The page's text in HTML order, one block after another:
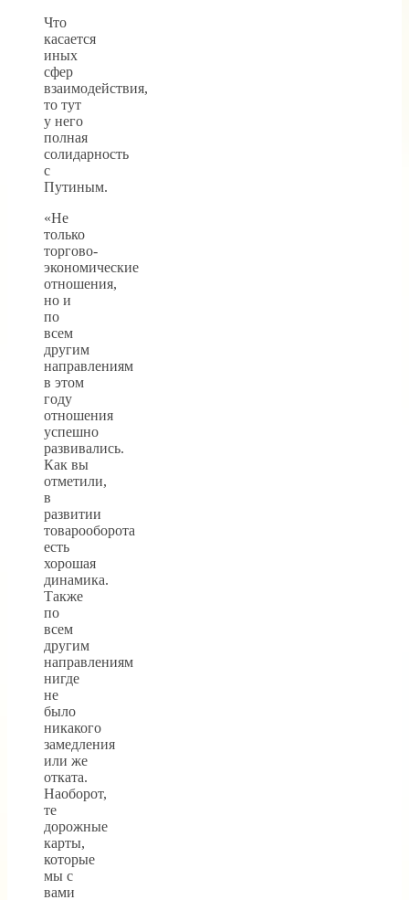
Что
касается
иных
сфер
взаимодействия,
то тут
у него
полная
солидарность
с
Путиным.
«Не
только
торгово-
экономические
отношения,
но и
по
всем
другим
направлениям
в этом
году
отношения
успешно
развивались.
Как вы
отметили,
в
развитии
товарооборота
есть
хорошая
динамика.
Также
по
всем
другим
направлениям
нигде
не
было
никакого
замедления
или же
отката.
Наоборот,
те
дорожные
карты,
которые
мы с
вами